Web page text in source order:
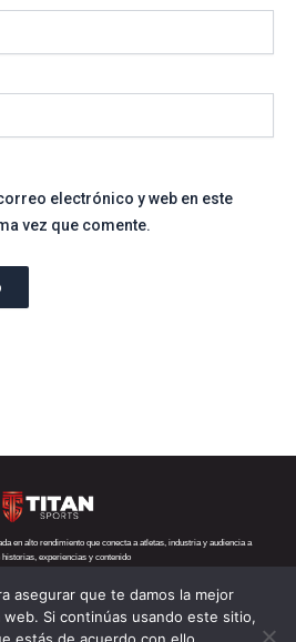
electrónico y web en este
vez que comente.
en alto rendimiento que conecta a atletas, industria y audiencia a
historias, experiencias y contenido
Correo: contacto@titansports.mx
Sports 2026. todos los derechos reservados
asegurar que te damos la mejor
Si continúas usando este sitio,